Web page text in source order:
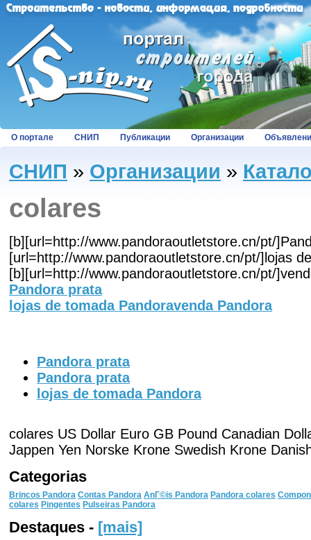
О портале СНИП Публикации Организации
СНИП » Организации »
colares
[b][url=http://www.pandoraoutletstore.cn/pt/
[url=http://www.pandoraoutletstore.cn/pt/]lojas
[b][url=http://www.pandoraoutletstore.cn/pt/
Pandora prata
lojas de tomada Pandoravenda Pandora
Pandora prata
Pandora prata
lojas de tomada Pandora
colares US Dollar Euro GB Pound Canadian
Jappen Yen Norske Krone Swedish Krone
Categorias
Brincos Pandora Contas Pandora AnГ©is Pandora Pandora colares
colares Pingentes Pulseiras Pandora
Destaques - [mais]